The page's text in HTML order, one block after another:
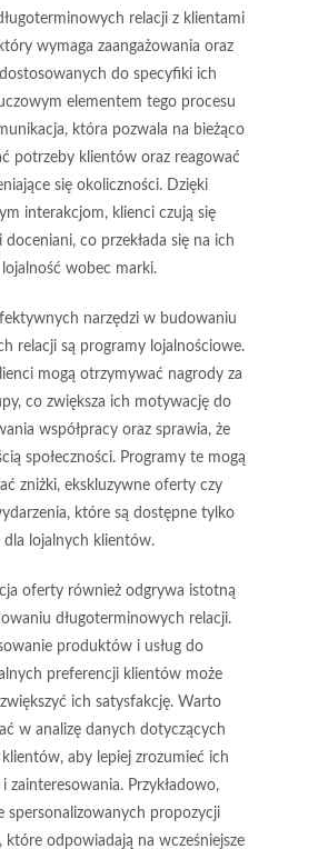
relacji z klientami
wymaga zaangażowania oraz
do specyfiki ich
elementem tego procesu
, która pozwala na bieżąco
potrzeby klientów oraz reagować
się okoliczności. Dzięki
interakcjom, klienci czują się
doceniani, co przekłada się na ich
lojalność wobec marki.
narzędzi w budowaniu
relacji są programy lojalnościowe.
mogą otrzymywać nagrody za
co zwiększa ich motywację do
współpracy oraz sprawia, że
społeczności. Programy te mogą
zniżki, ekskluzywne oferty czy
które są dostępne tylko
dla lojalnych klientów.
oferty również odgrywa istotną
długoterminowych relacji.
produktów i usług do
preferencji klientów może
ich satysfakcję. Warto
w analizę danych dotyczących
aby lepiej zrozumieć ich
zainteresowania. Przykładowo,
spersonalizowanych propozycji
które odpowiadają na wcześniejsze